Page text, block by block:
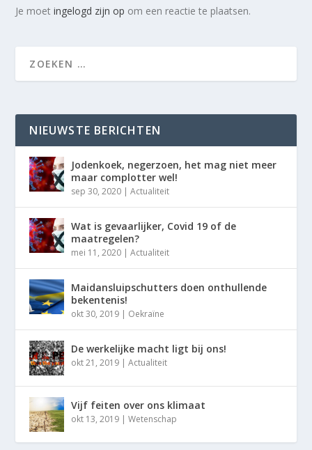
Je moetingelogd zijn op om een reactie te plaatsen.
NIEUWSTE BERICHTEN
Jodenkoek, negerzoen, het mag niet meer
maar complotter wel!
sep 30, 2020 |Actualiteit
Wat is gevaarlijker, Covid 19 of de
maatregelen?
mei 11, 2020 |Actualiteit
Maidansluipschutters doen onthullende
bekentenis!
okt 30, 2019 | Oekraïne
De werkelijke macht ligt bij ons!
okt 21, 2019 |Actualiteit
Vijf feiten over ons klimaat
okt 13, 2019 |Wetenschap